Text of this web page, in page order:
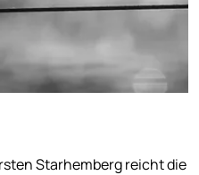
Starhemberg reicht die